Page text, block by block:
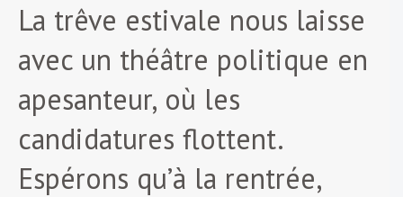
La trêve estivale nous laisse
avec un théâtre politique en
apesanteur, où les
candidatures flottent.
Espérons qu’à la rentrée,